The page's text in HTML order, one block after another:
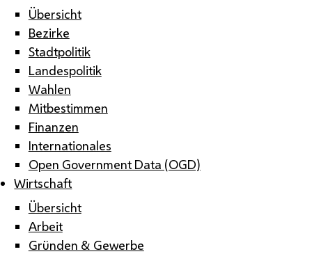
Übersicht
Bezirke
Stadtpolitik
Landespolitik
Wahlen
Mitbestimmen
Finanzen
Internationales
Open Government Data (OGD)
Wirtschaft
Übersicht
Arbeit
Gründen & Gewerbe